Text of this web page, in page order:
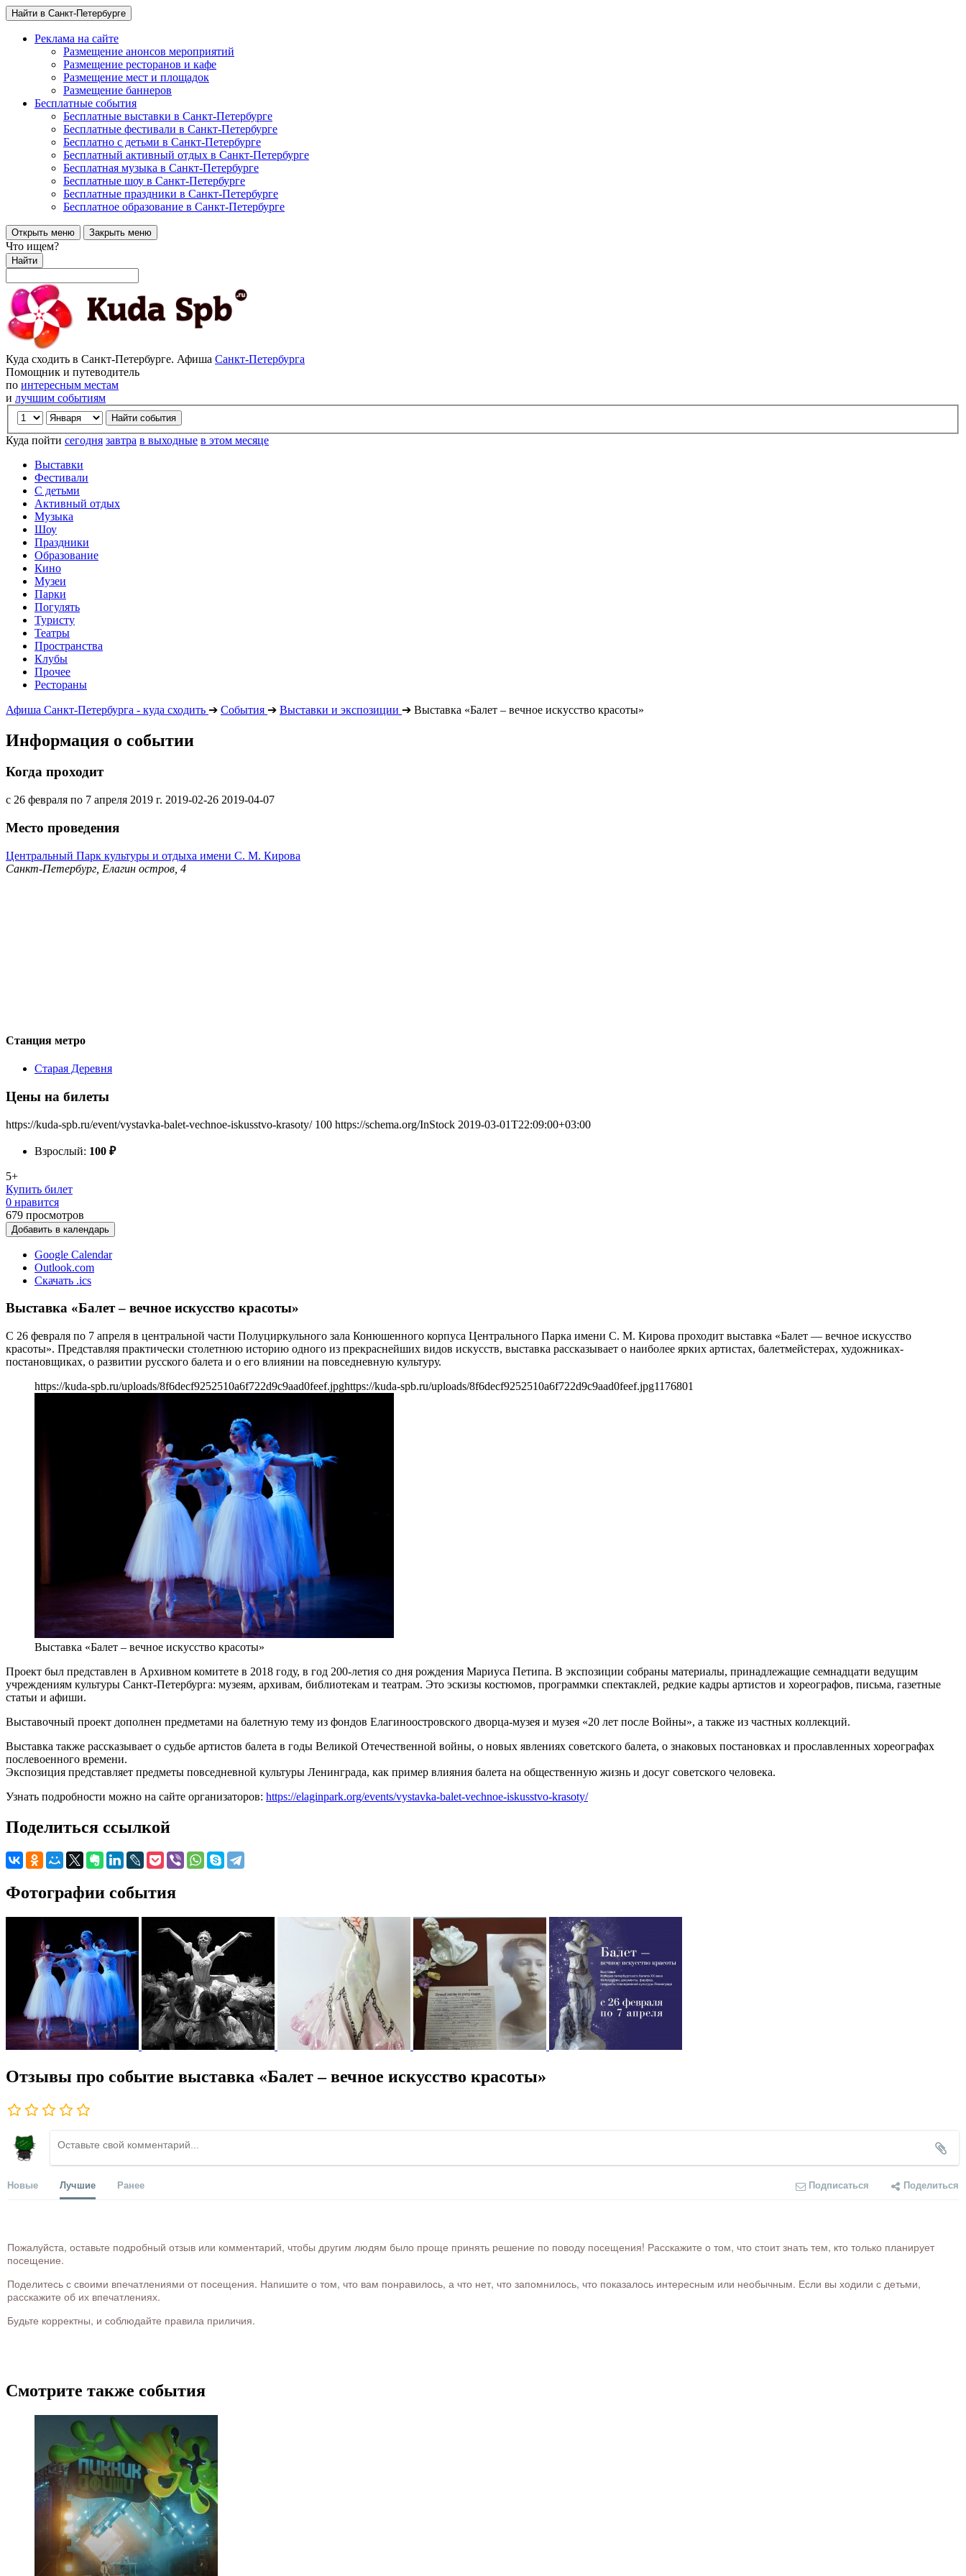
Найти в Санкт-Петербурге
Реклама на сайте
Размещение анонсов мероприятий
Размещение ресторанов и кафе
Размещение мест и площадок
Размещение баннеров
Бесплатные события
Бесплатные выставки в Санкт-Петербурге
Бесплатные фестивали в Санкт-Петербурге
Бесплатно с детьми в Санкт-Петербурге
Бесплатный активный отдых в Санкт-Петербурге
Бесплатная музыка в Санкт-Петербурге
Бесплатные шоу в Санкт-Петербурге
Бесплатные праздники в Санкт-Петербурге
Бесплатное образование в Санкт-Петербурге
Открыть меню Закрыть меню
Что ищем?
Найти
Куда сходить в Санкт-Петербурге. Афиша Санкт-Петербурга
Помощник и путеводитель
по интересным местам
и лучшим событиям
Куда пойти сегодня завтра в выходные в этом месяце
Выставки
Фестивали
С детьми
Активный отдых
Музыка
Шоу
Праздники
Образование
Кино
Музеи
Парки
Погулять
Туристу
Театры
Пространства
Клубы
Прочее
Рестораны
Афиша Санкт-Петербурга - куда сходить ➔ События ➔ Выставки и экспозиции ➔ Выставка «Балет – вечное искусство красоты»
Информация о событии
Когда проходит
с 26 февраля по 7 апреля 2019 г. 2019-02-26 2019-04-07
Место проведения
Центральный Парк культуры и отдыха имени С. М. Кирова
Санкт-Петербург, Елагин остров, 4
Станция метро
Старая Деревня
Цены на билеты
https://kuda-spb.ru/event/vystavka-balet-vechnoe-iskusstvo-krasoty/ 100 https://schema.org/InStock 2019-03-01T22:09:00+03:00
Взрослый: 100 ₽
5+
Купить билет
0 нравится
679 просмотров
Добавить в календарь
Google Calendar
Outlook.com
Скачать .ics
Выставка «Балет – вечное искусство красоты»
С 26 февраля по 7 апреля в центральной части Полуциркульного зала Конюшенного корпуса Центрального Парка имени С. М. Кирова проходит выставка «Балет — вечное искусство
красоты». Представляя практически столетнюю историю одного из прекраснейших видов искусств, выставка рассказывает о наиболее ярких артистах, балетмейстерах, художниках-
постановщиках, о развитии русского балета и о его влиянии на повседневную культуру.
https://kuda-spb.ru/uploads/8f6decf9252510a6f722d9c9aad0feef.jpghttps://kuda-spb.ru/uploads/8f6decf9252510a6f722d9c9aad0feef.jpg1176801
Выставка «Балет – вечное искусство красоты»
Проект был представлен в Архивном комитете в 2018 году, в год 200-летия со дня рождения Мариуса Петипа. В экспозиции собраны материалы, принадлежащие семнадцати ведущим
учреждениям культуры Санкт-Петербурга: музеям, архивам, библиотекам и театрам. Это эскизы костюмов, программки спектаклей, редкие кадры артистов и хореографов, письма, газетные
статьи и афиши.
Выставочный проект дополнен предметами на балетную тему из фондов Елагиноостровского дворца-музея и музея «20 лет после Войны», а также из частных коллекций.
Выставка также рассказывает о судьбе артистов балета в годы Великой Отечественной войны, о новых явлениях советского балета, о знаковых постановках и прославленных хореографах
послевоенного времени.
Экспозиция представляет предметы повседневной культуры Ленинграда, как пример влияния балета на общественную жизнь и досуг советского человека.
Узнать подробности можно на сайте организаторов: https://elaginpark.org/events/vystavka-balet-vechnoe-iskusstvo-krasoty/
Поделиться ссылкой
Фотографии события
Отзывы про событие выставка «Балет – вечное искусство красоты»
Новые Лучшие Ранее Подписаться Поделиться
Пожалуйста, оставьте подробный отзыв или комментарий, чтобы другим людям было проще принять решение по поводу посещения! Расскажите о том, что стоит знать тем, кто только планирует
посещение.
Поделитесь с своими впечатлениями от посещения. Напишите о том, что вам понравилось, а что нет, что запомнилось, что показалось интересным или необычным. Если вы ходили с детьми,
расскажите об их впечатлениях.
Будьте корректны, и соблюдайте правила приличия.
Смотрите также события